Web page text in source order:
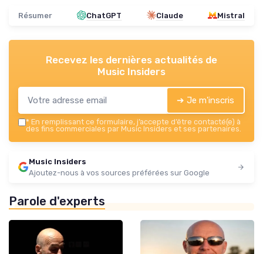
Résumer ChatGPT Claude Mistral
Recevez les dernières actualités de
Music Insiders
➔ Je m'inscris
* En remplissant ce formulaire, j’accepte d’être contacté(e) à
des fins commerciales par Music Insiders et ses partenaires.
Music Insiders
Ajoutez-nous à vos sources préférées sur Google
Parole d'experts